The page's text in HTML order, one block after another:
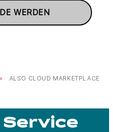
WERDEN
ALSO CLOUD MARKETPLACE
Service